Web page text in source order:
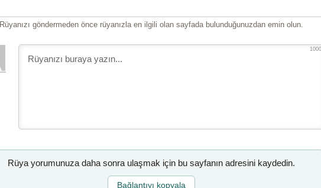
Rüyanızı göndermeden önce rüyanızla en ilgili olan sayfada bulunduğunuzdan emin olun.
1000
Rüya yorumunuza daha sonra ulaşmak için bu sayfanın adresini kaydedin.
Bağlantıyı kopyala